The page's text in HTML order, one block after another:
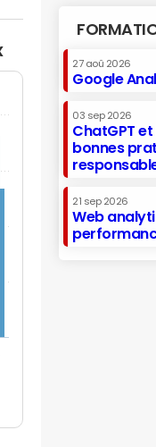
27 aoû 2026
Google
03 sep 2026
ChatGPT
bonnes
21 sep 2026
Web